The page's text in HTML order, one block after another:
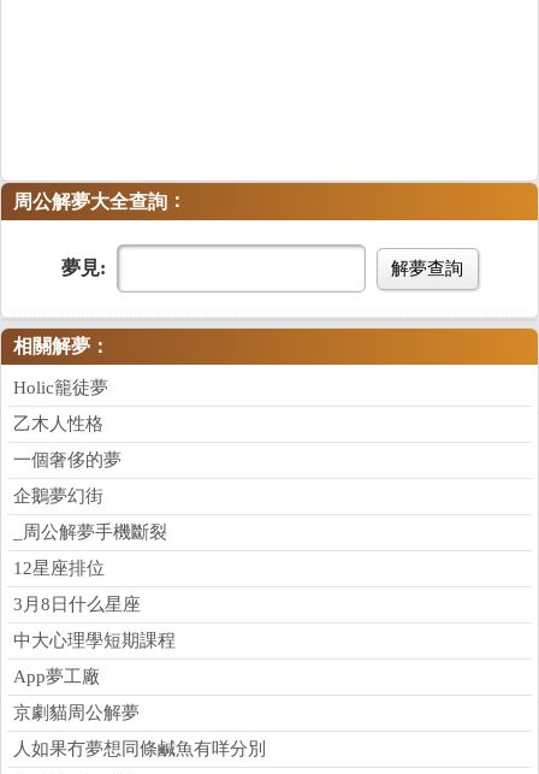
周公解夢大全查詢 ：
夢見: 解夢查詢
相關解夢：
Holic籠徒夢
乙木人性格
一個奢侈的夢
企鵝夢幻街
_周公解夢手機斷裂
12星座排位
3月8日什么星座
中大心理學短期課程
App夢工廠
京劇貓周公解夢
人如果冇夢想同條鹹魚有咩分別